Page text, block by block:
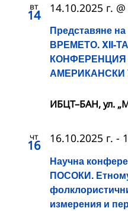
вт
14
Представяне
ВРЕМЕТО. XII-
КОНФЕРЕНЦИЯ
АМЕРИКАНСКИ
14.10.2025 г.
ИБЦТ–БАН, ул.
чт
16
Научна
ПОСОКИ.
измерения и
16.10.2025 г. -